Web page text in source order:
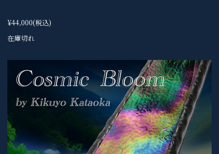
¥44,000(税込)
在庫切れ